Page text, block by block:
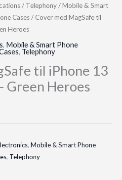
/ Telephony/Mobile & Smart
Cases/ Cover med MagSafe til
Heroes
, Mobile & Smart Phone
, Telephony
til iPhone 13
Green Heroes
, Mobile & Smart Phone
, Telephony